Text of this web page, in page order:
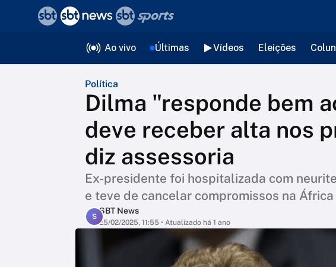
Ao vivo Últimas Vídeos Eleições
Política
Dilma "responde bem
deve receber alta nos
diz assessoria
Ex-presidente foi hospitalizada com
e teve de cancelar compromissos na
S
SBT News
25/02/2025, 11:55 • Atualizado há 1 ano
voltar
Editorias